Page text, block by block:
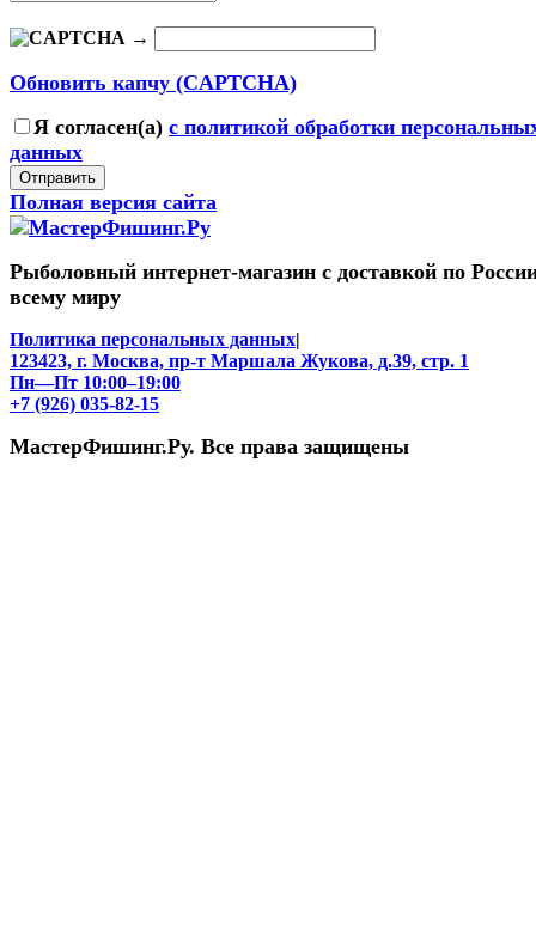
→
Обновить капчу (CAPTCHA)
Я согласен(a) с политикой обработки
данных
Отправить
Полная версия сайта
Рыболовный интернет-магазин с доставкой по
всему миру
Политика персональных данных|
123423, г. Москва, пр-т Маршала Жукова, д.39, стр. 1
Пн—Пт 10:00–19:00
+7 (926) 035-82-15
МастерФишинг.Ру. Все права защищены